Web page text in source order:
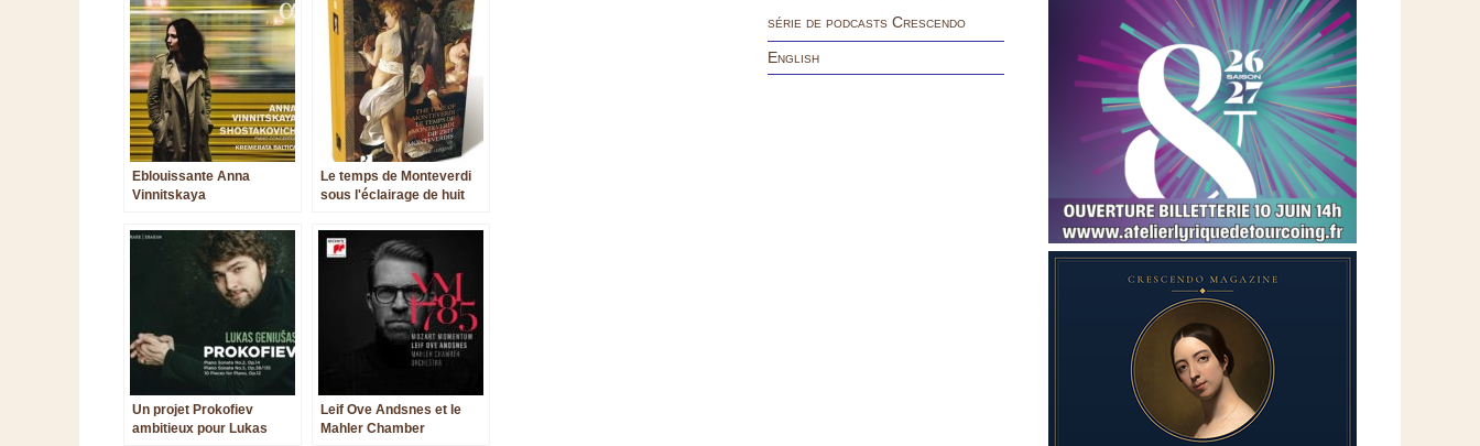
Eblouissante Anna
Vinnitskaya
Le temps de Monteverdi
sous l'éclairage de huit
Un projet Prokofiev
ambitieux pour Lukas
Leif Ove Andsnes et le
Mahler Chamber
série de podcasts Crescendo
English